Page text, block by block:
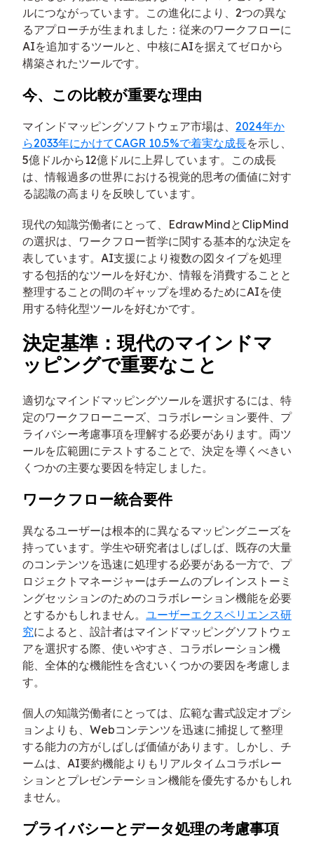
ルにつながっています。この進化により、2つの異な
るアプローチが生まれました：従来のワークフローに
AIを追加するツールと、中核にAIを据えてゼロから
構築されたツールです。
今、この比較が重要な理由
マインドマッピングソフトウェア市場は、 2024年か
ら2033年にかけてCAGR 10.5%で着実な成長を示し、
5億ドルから12億ドルに上昇しています。この成長
は、情報過多の世界における視覚的思考の価値に対す
る認識の高まりを反映しています。
現代の知識労働者にとって、EdrawMindとClipMind
の選択は、ワークフロー哲学に関する基本的な決定を
表しています。AI支援により複数の図タイプを処理
する包括的なツールを好むか、情報を消費することと
整理することの間のギャップを埋めるためにAIを使
用する特化型ツールを好むかです。
決定基準：現代のマインドマ
ッピングで重要なこと
適切なマインドマッピングツールを選択するには、特
定のワークフローニーズ、コラボレーション要件、プ
ライバシー考慮事項を理解する必要があります。両ツ
ールを広範囲にテストすることで、決定を導くべきい
くつかの主要な要因を特定しました。
ワークフロー統合要件
異なるユーザーは根本的に異なるマッピングニーズを
持っています。学生や研究者はしばしば、既存の大量
のコンテンツを迅速に処理する必要がある一方で、プ
ロジェクトマネージャーはチームのブレインストーミ
ングセッションのためのコラボレーション機能を必要
とするかもしれません。 ユーザーエクスペリエンス研
究によると、設計者はマインドマッピングソフトウェ
アを選択する際、使いやすさ、コラボレーション機
能、全体的な機能性を含むいくつかの要因を考慮しま
す。
個人の知識労働者にとっては、広範な書式設定オプシ
ョンよりも、Webコンテンツを迅速に捕捉して整理
する能力の方がしばしば価値があります。しかし、チ
ームは、AI要約機能よりもリアルタイムコラボレー
ションとプレゼンテーション機能を優先するかもしれ
ません。
プライバシーとデータ処理の考慮事項